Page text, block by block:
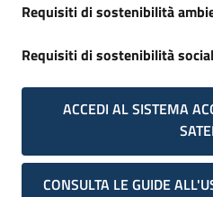
Requisiti di sostenibilità
Requisiti di sostenibilità
ACCEDI AL SISTEMA
CONSULTA LE GUIDE